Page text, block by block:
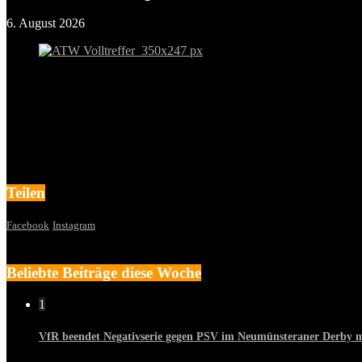
6. August 2026
Teilen
Facebook Instagram
Beliebte Beiträge diese Woche
1
VfR beendet Negativserie gegen PSV im Neumünsteraner Derby